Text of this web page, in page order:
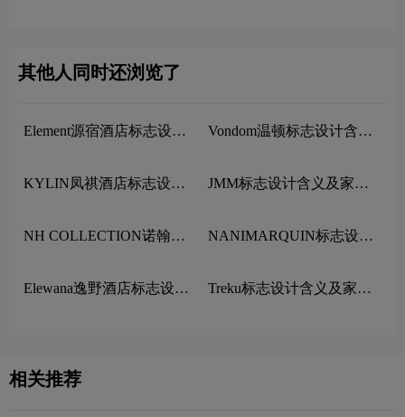
其他人同时还浏览了
Element源宿酒店标志设计
Vondom温顿标志设计含义
KYLIN凤祺酒店标志设计
JMM标志设计含义及家具
选酒店标志设计含义及酒店
品牌设计理念